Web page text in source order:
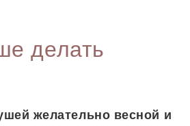
делать
желательно весной и